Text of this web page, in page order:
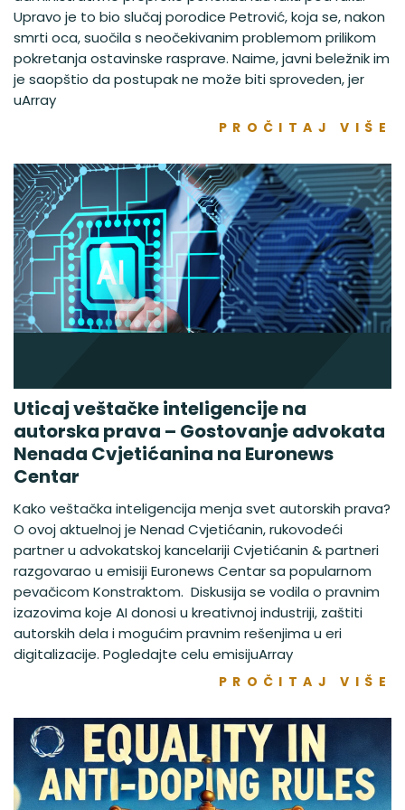
Upravo je to bio slučaj porodice Petrović, koja se, nakon
smrti oca, suočila s neočekivanim problemom prilikom
pokretanja ostavinske rasprave. Naime, javni beležnik im
je saopštio da postupak ne može biti sproveden, jer
uArray
PROČITAJ VIŠE
Uticaj veštačke inteligencije na
autorska prava – Gostovanje advokata
Nenada Cvjetićanina na Euronews
Centar
Kako veštačka inteligencija menja svet autorskih prava?
O ovoj aktuelnoj je Nenad Cvjetićanin, rukovodeći
partner u advokatskoj kancelariji Cvjetićanin & partneri
razgovarao u emisiji Euronews Centar sa popularnom
pevačicom Konstraktom. Diskusija se vodila o pravnim
izazovima koje AI donosi u kreativnoj industriji, zaštiti
autorskih dela i mogućim pravnim rešenjima u eri
digitalizacije. Pogledajte celu emisijuArray
PROČITAJ VIŠE